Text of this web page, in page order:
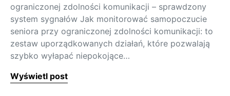
ograniczonej zdolności komunikacji – sprawdzony
system sygnałów Jak monitorować samopoczucie
seniora przy ograniczonej zdolności komunikacji: to
zestaw uporządkowanych działań, które pozwalają
szybko wyłapać niepokojące…
Wyświetl post